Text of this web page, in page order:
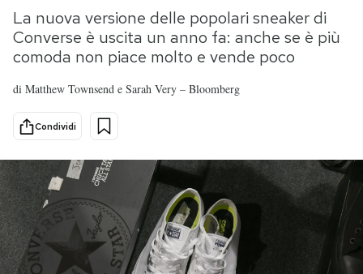
Tecnologia
Internet
Scienza
Cultura
Economia
Sport
Storie/Idee
Ok Boomer!
Media
Europa
PODCAST
NEWSLETTER
La nuova versione delle popolari sneaker di
Converse è uscita un anno fa: anche se è più
comoda non piace molto e vende poco
di Matthew Townsend e Sarah Very – Bloomberg
Condividi